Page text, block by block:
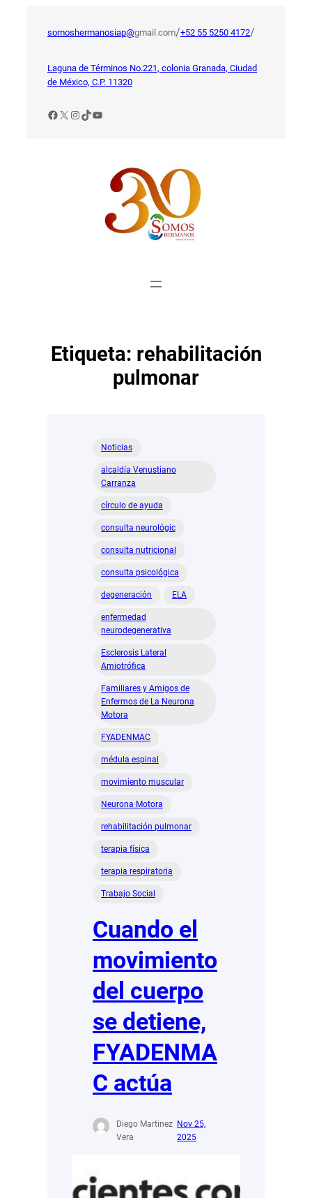
somoshermanosiap@gmail.com/+52 55 5250 4172/
Laguna de Términos No.221, colonia Granada, Ciudad
de México, C.P. 11320
Facebook
X Instagram
TikTok
YouTube
Etiqueta: rehabilitación
pulmonar
Noticias
alcaldía Venustiano
Carranza
círculo de ayuda
consulta neurológic
consulta nutricional
consulta psicológica
degeneración ELA
enfermedad
neurodegenerativa
Esclerosis Lateral
Amiotrófica
Familiares y Amigos de
Enfermos de La Neurona
Motora
FYADENMAC
médula espinal
movimiento muscular
Neurona Motora
rehabilitación pulmonar
terapia física
terapia respiratoria
Trabajo Social
Cuando el
movimiento
del cuerpo
se detiene,
FYADENMA
C actúa
Diego Martinez
Vera
Nov 25,
2025